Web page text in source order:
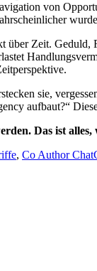
von
über Zeit.
sie,
aufbaut?“
Das ist alles,
, Co Author